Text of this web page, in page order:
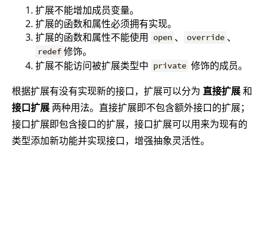
扩展不能增加成员变量。
扩展的函数和属性必须拥有实现。
扩展的函数和属性不能使用 open 、 override 、
redef 修饰。
扩展不能访问被扩展类型中 private 修饰的成员。
根据扩展有没有实现新的接口，扩展可以分为 直接扩展和
接口扩展 两种用法。直接扩展即不包含额外接口的扩展；
接口扩展即包含接口的扩展，接口扩展可以用来为现有的
类型添加新功能并实现接口，增强抽象灵活性。